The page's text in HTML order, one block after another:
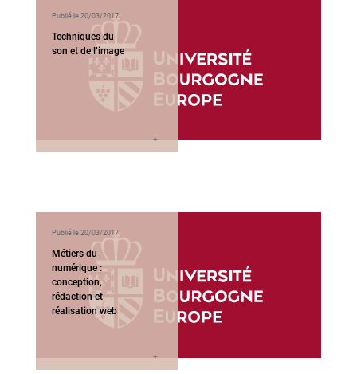
Publié le 20/03/2017
Techniques du
son et de l’image
Publié le 20/03/2017
Métiers du
numérique :
conception,
rédaction et
réalisation web